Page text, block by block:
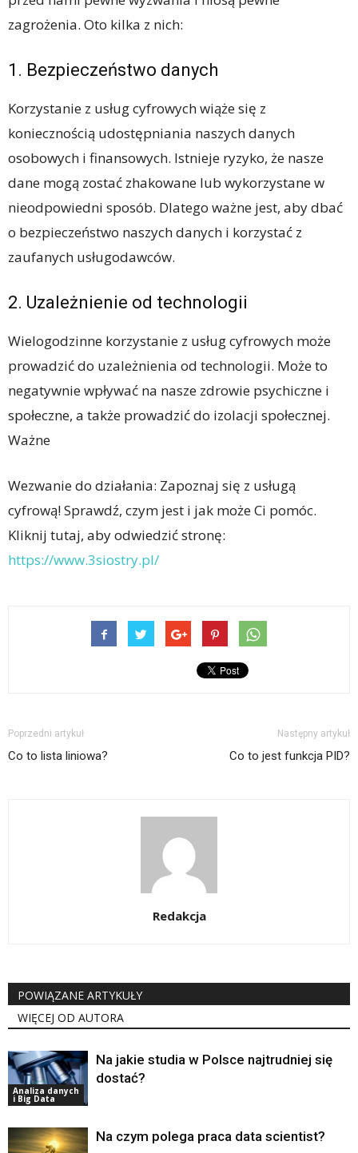
zagrożenia. Oto kilka z nich:
1. Bezpieczeństwo danych
Korzystanie z usług cyfrowych wiąże się z
koniecznością udostępniania naszych danych
osobowych i finansowych. Istnieje ryzyko, że nasze
dane mogą zostać zhakowane lub wykorzystane w
nieodpowiedni sposób. Dlatego ważne jest, aby dbać
o bezpieczeństwo naszych danych i korzystać z
zaufanych usługodawców.
2. Uzależnienie od technologii
Wielogodzinne korzystanie z usług cyfrowych może
prowadzić do uzależnienia od technologii. Może to
negatywnie wpływać na nasze zdrowie psychiczne i
społeczne, a także prowadzić do izolacji społecznej.
Ważne
Wezwanie do działania: Zapoznaj się z usługą
cyfrową! Sprawdź, czym jest i jak może Ci pomóc.
Kliknij tutaj, aby odwiedzić stronę:
https://www.3siostry.pl/
Poprzedni artykuł
Co to lista liniowa?
Następny artykuł
Co to jest funkcja PID?
Redakcja
POWIĄZANE ARTYKUŁY
WIĘCEJ OD AUTORA
Analiza danych
i Big Data
Na jakie studia w Polsce najtrudniej się
dostać?
Na czym polega praca data scientist?